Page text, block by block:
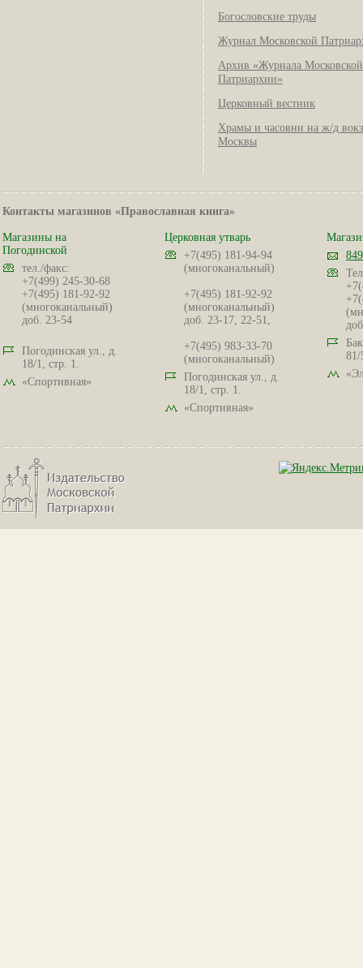
Богословские труды
Журнал Московской
Архив «Журнала Московской
Патриархии»
Церковный вестник
Храмы и часовни на ж/д
Москвы
Контакты магазинов «Православная книга»
Магазины на
Погодинской
тел./факс:
+7(499) 245-30-68
+7(495) 181-92-92
(многоканальный)
доб. 23-54
Погодинская ул., д.
18/1, стр. 1.
«Спортивная»
Церковная утварь
+7(495) 181-94-94
(многоканальный)
+7(495) 181-92-92
(многоканальный)
доб. 23-17, 22-51,
+7(495) 983-33-70
(многоканальный)
Погодинская ул., д.
18/1, стр. 1.
«Спортивная»
81/